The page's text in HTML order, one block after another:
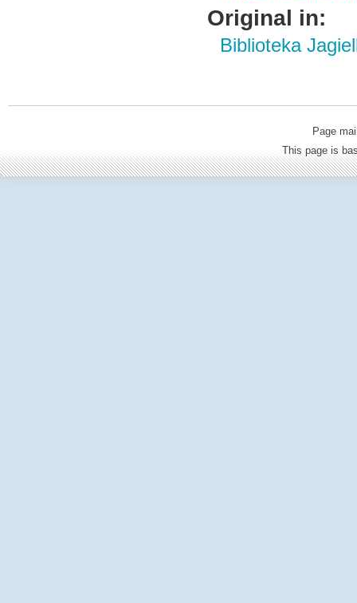
Original in:
Biblioteka
Page
This page is